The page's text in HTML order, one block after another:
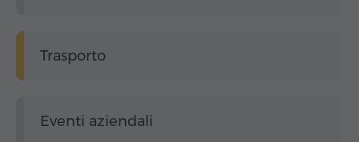
Trasporto
Eventi aziendali